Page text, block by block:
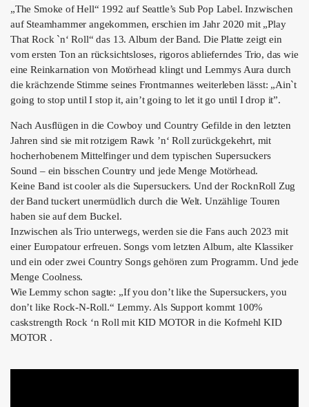
SHOP
MITMACHEN
„The Smoke of Hell“ 1992 auf Seattle’s Sub Pop Label. Inzwischen
auf Steamhammer angekommen, erschien im Jahr 2020 mit „Play
That Rock `n‘ Roll“ das 13. Album der Band. Die Platte zeigt ein
vom ersten Ton an rücksichtsloses, rigoros ablieferndes Trio, das wie
eine Reinkarnation von Motörhead klingt und Lemmys Aura durch
die krächzende Stimme seines Frontmannes weiterleben lässt: „Ain`t
going to stop until I stop it, ain’t going to let it go until I drop it”.
Nach Ausflügen in die Cowboy und Country Gefilde in den letzten
Jahren sind sie mit rotzigem Rawk ’n‘ Roll zurückgekehrt, mit
hocherhobenem Mittelfinger und dem typischen Supersuckers
Sound – ein bisschen Country und jede Menge Motörhead.
Keine Band ist cooler als die Supersuckers. Und der RocknRoll Zug
der Band tuckert unermüdlich durch die Welt. Unzählige Touren
haben sie auf dem Buckel.
Inzwischen als Trio unterwegs, werden sie die Fans auch 2023 mit
einer Europatour erfreuen. Songs vom letzten Album, alte Klassiker
und ein oder zwei Country Songs gehören zum Programm. Und jede
Menge Coolness.
Wie Lemmy schon sagte: „If you don’t like the Supersuckers, you
don’t like Rock-N-Roll.“ Lemmy. Als Support kommt 100%
caskstrength Rock ‘n Roll mit KID MOTOR in die Kofmehl KID
MOTOR .